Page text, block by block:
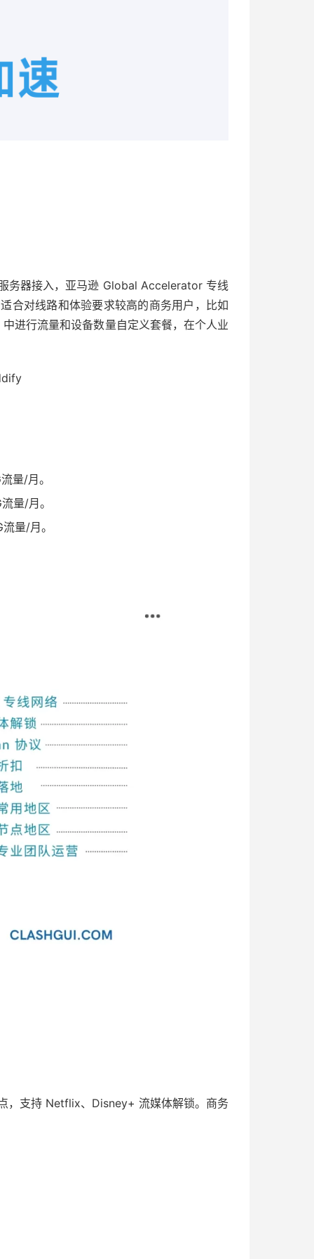
务器接入，亚马逊 Global Accelerator 专线
合对线路和体验要求较高的商务用户，比如
进行流量和设备数量自定义套餐，在个人业
量/月。
量/月。
量/月。
，支持 Netflix、Disney+ 流媒体解锁。商务